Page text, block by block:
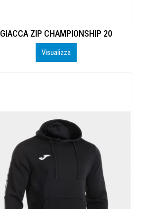
GIACCA ZIP CHAMPIONSHIP 20
Visualizza